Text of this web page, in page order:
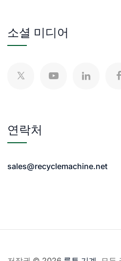
소셜 미디어
연락처
sales@recyclemachine.net